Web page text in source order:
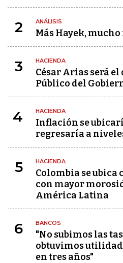
2 ANÁLISIS
Más Hayek,
3 HACIENDA
César Arias será
Público del
4 HACIENDA
Inflación se
regresaría a
5 HACIENDA
Colombia se ubica
con mayor
América Latina
6 BANCOS
"No subimos las
obtuvimos
en tres años"